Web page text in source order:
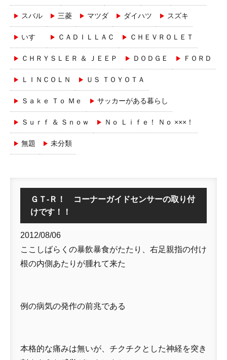
スバル 三菱 マツダ ダイハツ スズキ
いすゞ ＣＡＤＩＬＬＡＣ ＣＨＥＶＲＯＬＥＴ
ＣＨＲＹＳＬＥＲ ＆ ＪＥＥＰ ＤＯＤＧＥ ＦＯＲＤ
ＬＩＮＣＯＬＮ ＵＳ ＴＯＹＯＴＡ
Ｓａｋｅ Ｔｏ Ｍｅ サッカーがある暮らし
Ｓｕｒｆ ＆ Ｓｎｏｗ Ｎｏ Ｌｉｆｅ！ Ｎｏ ×××！
無題 未分類
ＧＴ-Ｒ！ コーナーガイドセンサーの取り付
けです！！
2012/08/06
ここしばらくの暴飲暴食がたたり、右足親指の付け
根の内側あたりが腫れて来た
例の病気の発作の前兆である
本格的な痛みは無いが、チクチクとした神経を突き